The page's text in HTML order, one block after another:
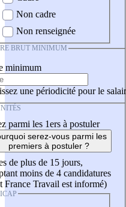
Non cadre
Non renseignée
BRUT MINIMUM
minimum
une périodicité pour le
parmi les 1ers à postuler
serez-vous parmi les
premiers à postuler ?
de plus de 15 jours,
moins de 4 candidatures
France Travail est informé)